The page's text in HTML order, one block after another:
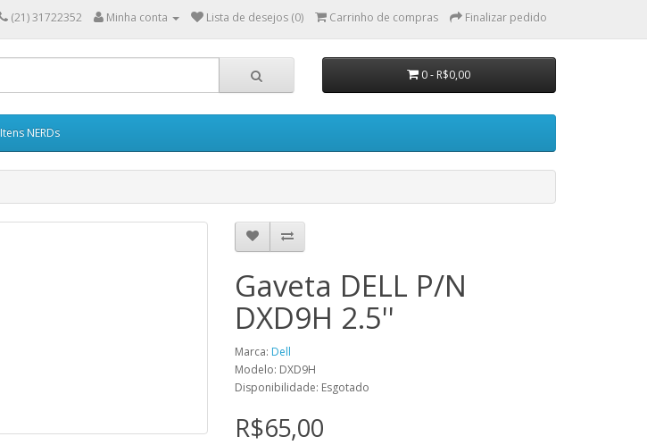
(21) 31722352 Minha conta Lista de desejos (0) Carrinho de compras Finalizar pedido
0 - R$0,00
Itens NERDs
Gaveta DELL P/N
DXD9H 2.5''
Marca: Dell
Modelo: DXD9H
Disponibilidade: Esgotado
R$65,00